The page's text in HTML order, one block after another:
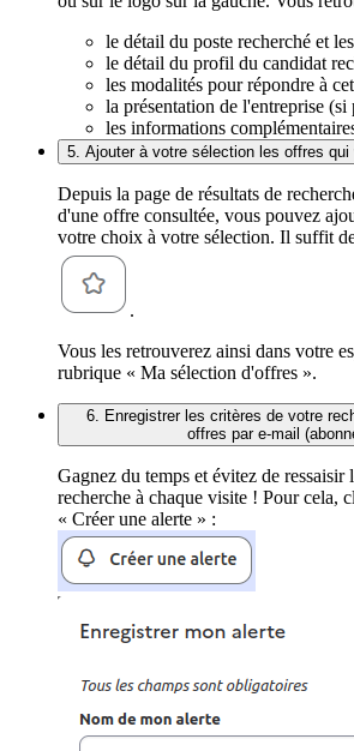
le détail du poste recherché et
le détail du profil du candidat
les modalités pour répondre à
la présentation de l'entreprise (si
les informations
5. Ajouter à votre sélection les offres
Depuis la page de résultats de
d'une offre consultée, vous pouvez
votre choix à votre sélection. Il suffit
.
Vous les retrouverez ainsi dans votre
rubrique « Ma sélection d'offres ».
6. Enregistrer les critères de votre
offres par e-mail
Gagnez du temps et évitez de ressaisir
recherche à chaque visite ! Pour cela,
« Créer une alerte » :